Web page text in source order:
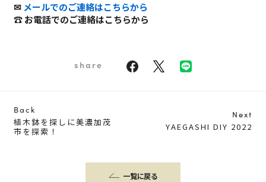
✉メールでのご連絡はこちらから
☎お電話でのご連絡はこちらから
share
Back
植木鉢を探しに美濃加茂
市を探索！
一覧に戻る
Next
YAEGASHI DIY 2022